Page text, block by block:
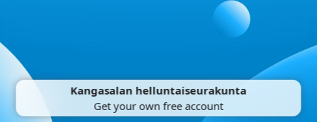
Kangasalan helluntaiseurakunta
Get your own free account